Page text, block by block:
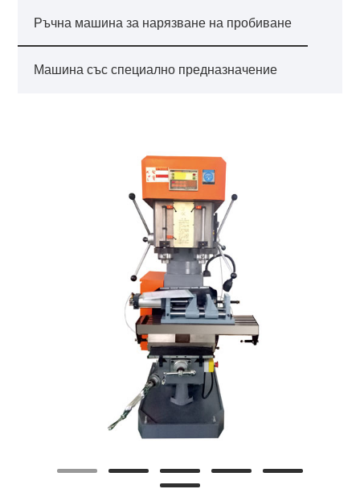
Ръчна машина за нарязване на пробиване
Машина със специално предназначение